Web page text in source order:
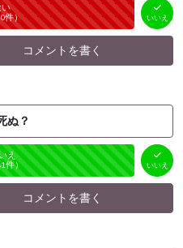
件） 未投票
いいえ
（ 0件）
いいえ
コメントを書く
ぬ？
え
件） いいえ
コメントを書く